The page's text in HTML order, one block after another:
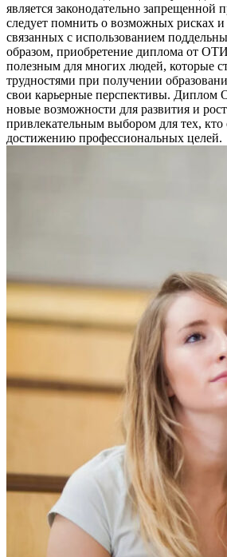
является законодательно запрещенной
следует помнить о возможных рисках и
связанных с использованием
образом, приобретение диплома от
полезным для многих людей, которые
трудностями при получении
свои карьерные перспективы. Диплом
новые возможности для развития и
привлекательным выбором для тех, кто
достижению профессиональных целей.